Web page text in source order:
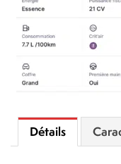
Détails